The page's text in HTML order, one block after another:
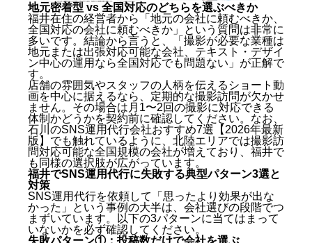
地元密着型 vs 全国対応のどちらを選ぶべきか
福井在住の経営者から「地元の会社に頼むべきか、
全国対応の会社に頼むべきか」という質問は非常に
多いです。結論から言うと、「撮影が必要な業種は
地元または出張対応可能な会社、テキスト・デザイ
ン中心の運用なら全国対応でも問題ない」が正解で
す。
店舗の雰囲気やスタッフの人柄を伝えるショート動
画を中心に据えるなら、定期的な撮影訪問が欠かせ
ません。その場合は月1〜2回の撮影に対応できる
体制かどうかを契約前に確認してください。なお、
石川のSNS運用代行会社おすすめ7選【2026年最新
版】 でも触れているように、北陸エリアでは撮影訪
問対応可能な全国規模の会社が増えており、福井で
も同様の選択肢が広がっています。
福井でSNS運用代行に失敗する典型パターン3選と
対策
SNS運用代行を依頼して「思ったより効果が出な
かった」という事例の大半は、会社選びの段階でつ
まずいています。以下の3パターンに当てはまって
いないかを必ず確認してください。
失敗パターン①：投稿数だけで会社を選ぶ